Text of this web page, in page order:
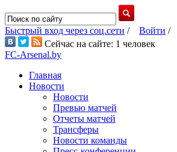
Быстрый вход через соц.сети / Войти /
Сейчас на сайте: 1 человек
FC-Arsenal.by
Главная
Новости
Новости
Превью матчей
Отчеты матчей
Трансферы
Новости команды